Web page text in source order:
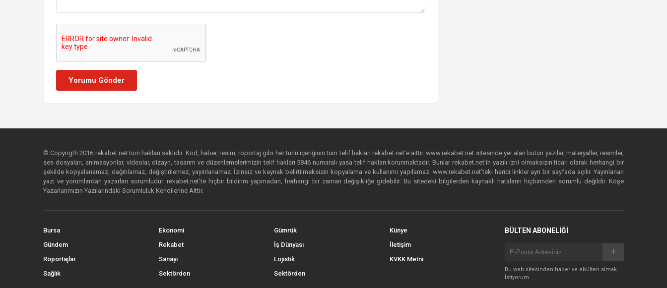
Yorumu Gönder
© Copyrigth 2016 rekabet.net tüm hakları saklıdır. Kod, haber, resim, röportaj gibi her türlü içeriğinin tüm telif hakları rekabet.net’e aittir. www.rekabet.net sitesinde yer alan bütün yazılar, materyaller, resimler,
ses dosyaları, animasyonlar, videolar, dizayn, tasarım ve düzenlemelerimizin telif hakları 5846 numaralı yasa telif hakları korunmaktadır. Bunlar rekabet.net’in yazılı izni olmaksızın ticari olarak herhangi bir
şekilde kopyalanamaz, dağıtılamaz, değiştirilemez, yayınlanamaz. İzinsiz ve kaynak belirtilmeksizin kopyalama ve kullanımı yapılamaz. www.rekabet.net’teki harici linkler ayrı bir sayfada açılır. Yayınlanan
yazı ve yorumlardan yazarları sorumludur. rekabet.net’te hiçbir bildirim yapmadan, herhangi bir zaman değişikliğe gidebilir. Bu sitedeki bilgilerden kaynaklı hataların hiçbirinden sorumlu değildir. Köşe
Yazarlarımızın Yazılarındaki Sorumluluk Kendilerine Aittir.
Bursa
Gündem
Röportajlar
Sağlık
Ekonomi
Rekabet
Sanayi
Sektörden
Gümrük
İş Dünyası
Lojistik
Sektörden
Künye
İletişim
KVKK Metni
BÜLTEN ABONELİĞİ
Bu web sitesinden haber ve ebülten almak
İstiyorum